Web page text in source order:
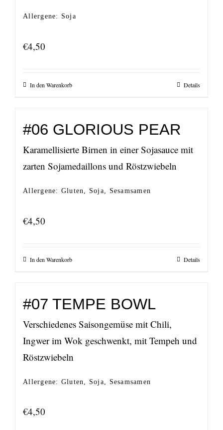
Allergene: Soja
€4,50
In den Warenkorb Details
#06 GLORIOUS PEAR
Karamellisierte Birnen in einer Sojasauce mit
zarten Sojamedaillons und Röstzwiebeln
Allergene: Gluten, Soja, Sesamsamen
€4,50
In den Warenkorb Details
#07 TEMPE BOWL
Verschiedenes Saisongemüse mit Chili,
Ingwer im Wok geschwenkt, mit Tempeh und
Röstzwiebeln
Allergene: Gluten, Soja, Sesamsamen
€4,50